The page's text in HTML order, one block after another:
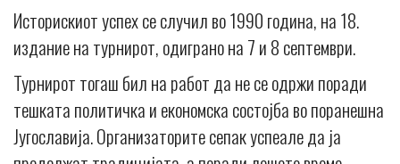
Историскиот успех се случил во 1990 година, на 18.
издание на турнирот, одиграно на 7 и 8 септември.
Турнирот тогаш бил на работ да не се одржи поради
тешката политичка и економска состојба во поранешна
Југославија. Организаторите сепак успеале да ја